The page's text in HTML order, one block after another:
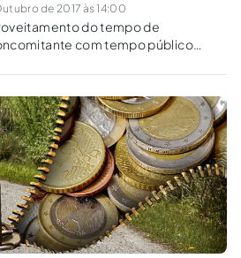
de 2017 às 14:00
do tempo de
com tempo público